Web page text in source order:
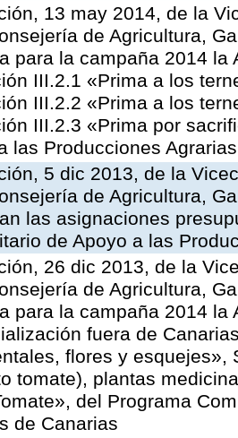
13 may 2014, de la
de Agricultura,
para la campaña 2014
III.2.1 «Prima a los
III.2.2 «Prima a los
III.2.3 «Prima por
las Producciones
5 dic 2013, de la
de Agricultura,
las asignaciones
de Apoyo a las
26 dic 2013, de la
de Agricultura,
para la campaña 2014 la
fuera de
flores y esquejes»,
tomate), plantas
del Programa
de Canarias